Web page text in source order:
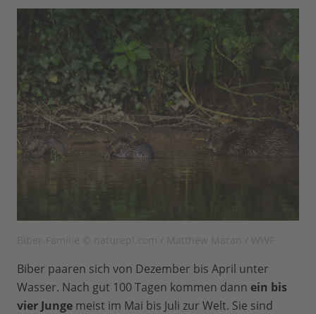
Biber paaren sich von Dezember bis April unter
Wasser. Nach gut 100 Tagen kommen dann ein bis
vier Junge meist im Mai bis Juli zur Welt. Sie sind